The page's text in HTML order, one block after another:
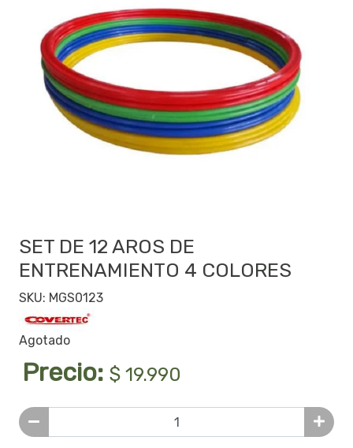
SET DE 12 AROS DE
ENTRENAMIENTO 4 COLORES
SKU: MGS0123
Agotado
Precio: $ 19.990